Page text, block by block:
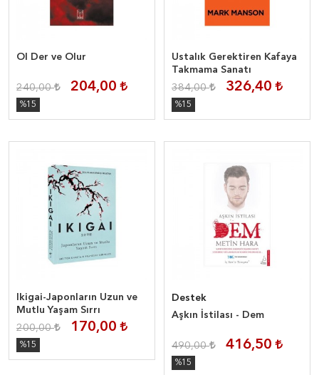
Ol Der ve Olur
240,00 204,00
%15
Ustalık Gerektiren Kafaya
Takmama Sanatı
384,00 326,40
%15
Ikigai-Japonların Uzun ve
Mutlu Yaşam Sırrı
200,00 170,00
%15
Destek
Aşkın İstilası - Dem
490,00 416,50
%15